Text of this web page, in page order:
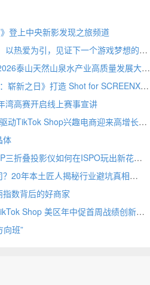
登上中央新影发现之旅频道
2026光子游戏大赛圆满收官：以热爱为引，见证下一个游戏梦想的诞生
福水通四海，好水链世界！ 2026泰山天然山泉水产业高质量发展大会圆满举行
CJ 4DPLEX 宣布：《蜘蛛侠：崭新之日》打造 Shot for SCREENX 专属版本
湾高赛开启线上赛事宣讲
美区年中促近2倍增长！内容驱动TikTok Shop兴趣电商迎来高增长
体
投影仪开始“卷”户外！极哲ZIP三折叠投影仪如何在ISPO玩出新花样？
天津老房翻新怎么选装修公司？20年本土匠人揭秘行业避坑真相
数背后的好商家
刷新内容场、生意场纪录！TikTok Shop 美区年中促首周战绩创新高
向班”